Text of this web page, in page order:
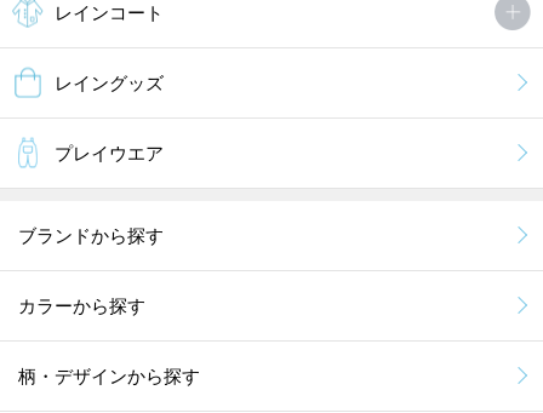
レインコート
レイングッズ
プレイウエア
ブランドから探す
カラーから探す
柄・デザインから探す